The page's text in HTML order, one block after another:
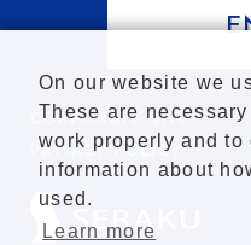
CORPORATE SITE
PRIVACY POLICY
On our website we
These are
work properly and to
information about
used.
Learn more